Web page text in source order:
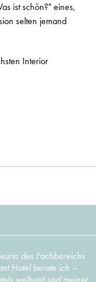
ist schön?" eines,
selten jemand
Interior
des Fachbereichs
Hotel berate ich –
weltweit und meiner